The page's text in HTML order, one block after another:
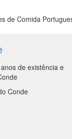
de Comida
de existência e
Conde